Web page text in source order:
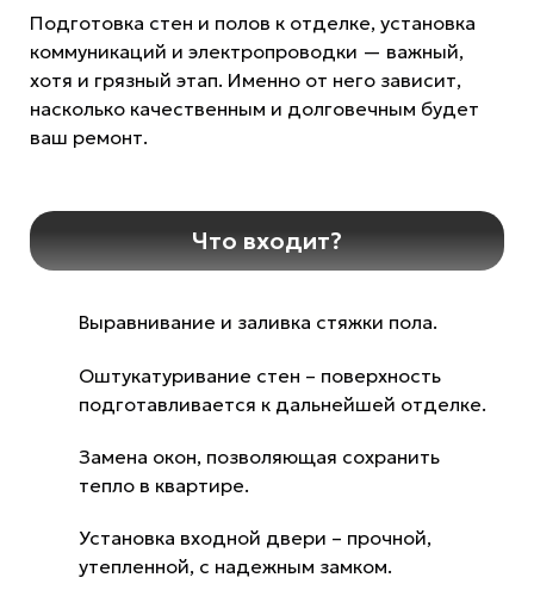
Подготовка стен и полов к отделке, установка
коммуникаций и электропроводки — важный,
хотя и грязный этап. Именно от него зависит,
насколько качественным и долговечным будет
ваш ремонт.
Что входит?
Выравнивание и заливка стяжки пола.
Оштукатуривание стен – поверхность
подготавливается к дальнейшей отделке.
Замена окон, позволяющая сохранить
тепло в квартире.
Установка входной двери – прочной,
утепленной, с надежным замком.